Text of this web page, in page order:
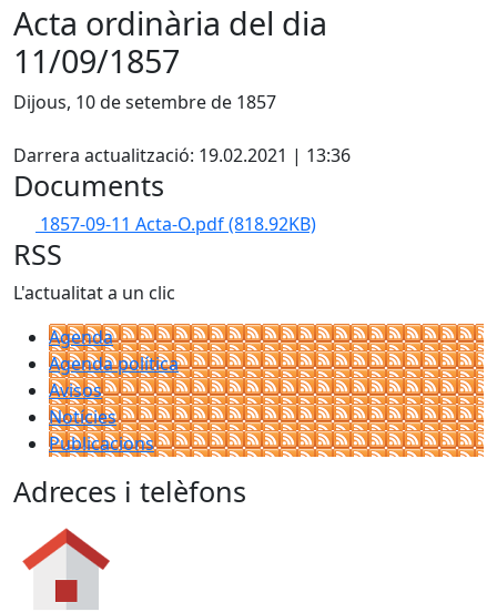
Acta ordinària del dia
11/09/1857
Dijous, 10 de setembre de 1857
Darrera actualització: 19.02.2021 | 13:36
Documents
1857-09-11 Acta-O.pdf(818.92KB)
RSS
L'actualitat a un clic
Agenda
Agenda política
Avisos
Notícies
Publicacions
Adreces i telèfons